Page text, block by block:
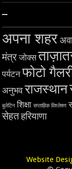
–
अपना शहर
मंत्र जोक्स
पर्यटन फोटो
अनुभव राजस्थान
बुलेटिन शिक्षा सप्ताहिक विश्लेषण
सेहतहरियाणा
Website